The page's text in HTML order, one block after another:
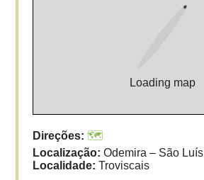
Loading map
Direções: 🗺️
Localização: Odemira – São Luís
Localidade: Troviscais